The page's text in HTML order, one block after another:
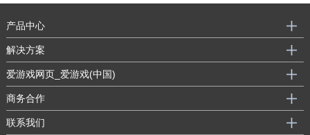
产品中心
解决方案
爱游戏网页_爱游戏(中国)
商务合作
联系我们